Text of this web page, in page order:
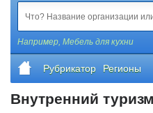
Например, Мебель для кухни
Рубрикатор Регионы
Внутренний туризм